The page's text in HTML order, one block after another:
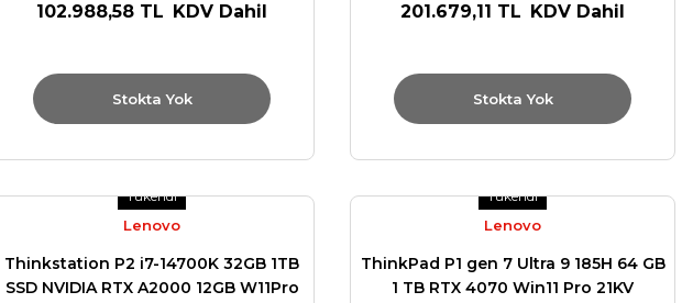
102.988,58 TL KDV Dahil
Stokta Yok
201.679,11 TL KDV Dahil
Stokta Yok
Tükendi
Lenovo
Thinkstation P2 i7-14700K 32GB 1TB
SSD NVIDIA RTX A2000 12GB W11Pro
Tükendi
Lenovo
ThinkPad P1 gen 7 Ultra 9 185H 64 GB
1 TB RTX 4070 Win11 Pro 21KV